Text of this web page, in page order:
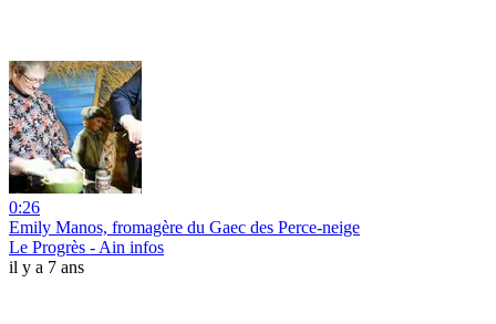
0:26
Emily Manos, fromagère du Gaec des Perce-neige
Le Progrès - Ain infos
il y a 7 ans